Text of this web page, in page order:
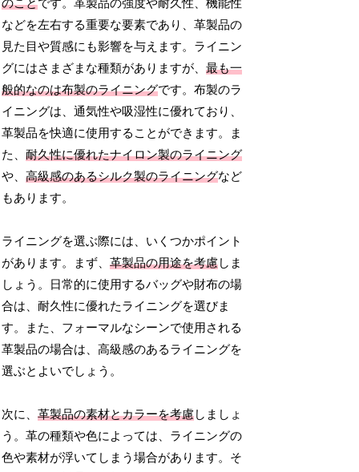
のことです。革製品の強度や耐久性、機能性
などを左右する重要な要素であり、革製品の
見た目や質感にも影響を与えます。ライニン
グにはさまざまな種類がありますが、最も一
般的なのは布製のライニングです。布製のラ
イニングは、通気性や吸湿性に優れており、
革製品を快適に使用することができます。ま
た、耐久性に優れたナイロン製のライニング
や、高級感のあるシルク製のライニングなど
もあります。
ライニングを選ぶ際には、いくつかポイント
があります。まず、革製品の用途を考慮しま
しょう。日常的に使用するバッグや財布の場
合は、耐久性に優れたライニングを選びま
す。また、フォーマルなシーンで使用される
革製品の場合は、高級感のあるライニングを
選ぶとよいでしょう。
次に、革製品の素材とカラーを考慮しましょ
う。革の種類や色によっては、ライニングの
色や素材が浮いてしまう場合があります。そ